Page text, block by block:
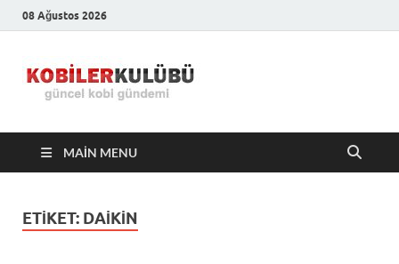
08 Ağustos 2026
Kulübü –
En Güncel
MAIN MENU
ETIKET: DAIKIN